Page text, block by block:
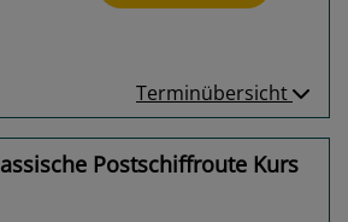
Terminübersicht
Postschiffroute Kurs